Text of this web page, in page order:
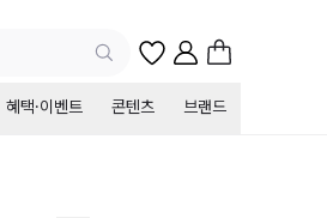
혜택·이벤트 콘텐츠 브랜드